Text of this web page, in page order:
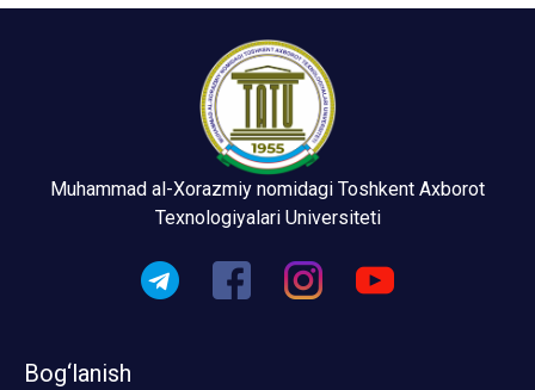
Muhammad al-Xorazmiy nomidagi Toshkent Axborot
Texnologiyalari Universiteti
Bog‘lanish